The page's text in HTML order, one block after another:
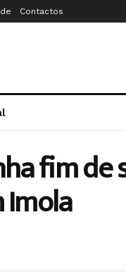
Contactos
fim de